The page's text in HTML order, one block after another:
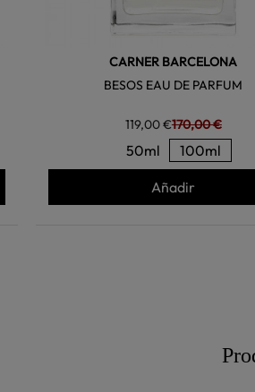
CARNER BARCELONA
BESOS EAU DE PARFUM
119,00 €170,00 €
50ml 100ml
Añadir